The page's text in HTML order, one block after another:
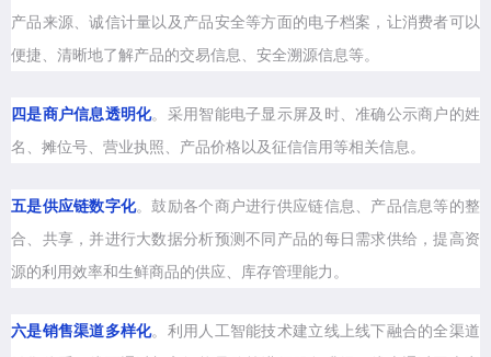
产品来源、诚信计量以及产品安全等方面的电子档案，让消费者可以
便捷、清晰地了解产品的交易信息、安全溯源信息等。
四是商户信息透明化。采用智能电子显示屏及时、准确公示商户的姓
名、摊位号、营业执照、产品价格以及征信信用等相关信息。
五是供应链数字化。鼓励各个商户进行供应链信息、产品信息等的整
合、共享，并进行大数据分析预测不同产品的每日需求供给，提高资
源的利用效率和生鲜商品的供应、库存管理能力。
六是销售渠道多样化。利用人工智能技术建立线上线下融合的全渠道